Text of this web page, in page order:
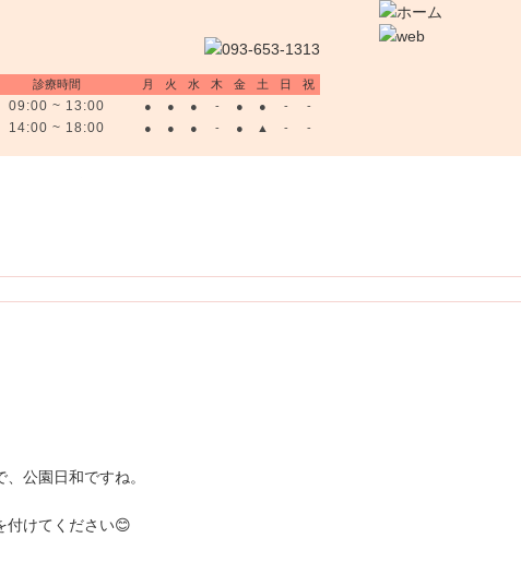
診療時間 月 火 水 木 金 土 日 祝
09:00 ~ 13:00 ● ● ● - ● ● - -
14:00 ~ 18:00 ● ● ● - ● ▲ - -
公園日和ですね。
付けてください😊